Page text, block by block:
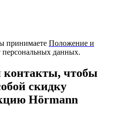
принимаете Положение и
персональных данных.
контакты, чтобы
скидку
Hörmann